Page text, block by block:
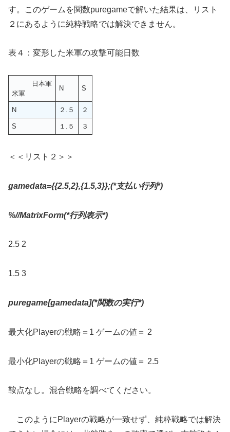
す。このゲームを関数puregameで解いた結果は、リスト
２にあるように純粋戦略では解決できません。
表４：変形した米軍の攻撃可能日数
日本軍
米軍
N S
N ２.５ ２
S １.５ ３
＜＜リスト２＞＞
gamedata={{2.5,2},{1.5,3}};(*支払い行列*)
%//MatrixForm(*行列表示*)
2.5 2
1.5 3
puregame[gamedata](*関数の実行*)
最大化Playerの戦略＝1 ゲームの値＝ 2
最小化Playerの戦略＝1 ゲームの値＝ 2.5
鞍点なし。混合戦略を調べてください。
このようにPlayerの戦略が一致せず、純粋戦略では解決